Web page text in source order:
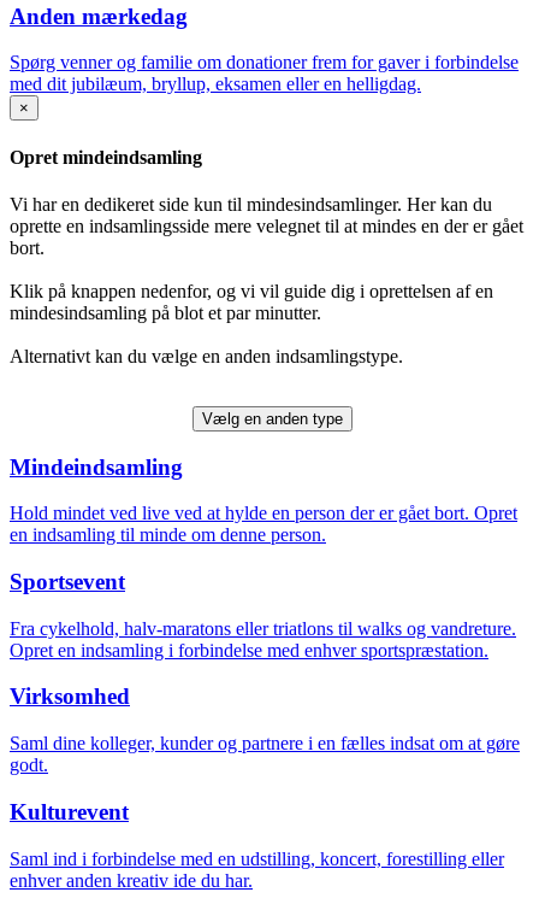
Anden mærkedag
Spørg venner og familie om donationer frem for gaver i forbindelse
med dit jubilæum, bryllup, eksamen eller en helligdag.
×
Opret mindeindsamling
Vi har en dedikeret side kun til mindesindsamlinger. Her kan du
oprette en indsamlingsside mere velegnet til at mindes en der er gået
bort.
Klik på knappen nedenfor, og vi vil guide dig i oprettelsen af en
mindesindsamling på blot et par minutter.
Alternativt kan du vælge en anden indsamlingstype.
Vælg en anden type
Mindeindsamling
Hold mindet ved live ved at hylde en person der er gået bort. Opret
en indsamling til minde om denne person.
Sportsevent
Fra cykelhold, halv-maratons eller triatlons til walks og vandreture.
Opret en indsamling i forbindelse med enhver sportspræstation.
Virksomhed
Saml dine kolleger, kunder og partnere i en fælles indsat om at gøre
godt.
Kulturevent
Saml ind i forbindelse med en udstilling, koncert, forestilling eller
enhver anden kreativ ide du har.